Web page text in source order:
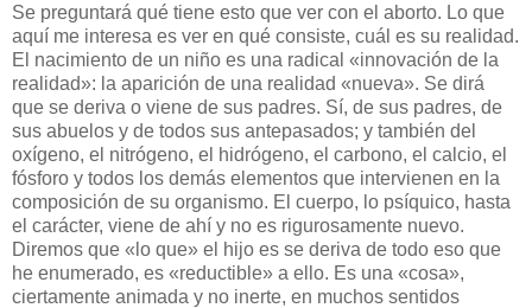
Se preguntará qué tiene esto que ver con el aborto. Lo que
aquí me interesa es ver en qué consiste, cuál es su realidad.
El nacimiento de un niño es una radical «innovación de la
realidad»: la aparición de una realidad «nueva». Se dirá
que se deriva o viene de sus padres. Sí, de sus padres, de
sus abuelos y de todos sus antepasados; y también del
oxígeno, el nitrógeno, el hidrógeno, el carbono, el calcio, el
fósforo y todos los demás elementos que intervienen en la
composición de su organismo. El cuerpo, lo psíquico, hasta
el carácter, viene de ahí y no es rigurosamente nuevo.
Diremos que «lo que» el hijo es se deriva de todo eso que
he enumerado, es «reductible» a ello. Es una «cosa»,
ciertamente animada y no inerte, en muchos sentidos